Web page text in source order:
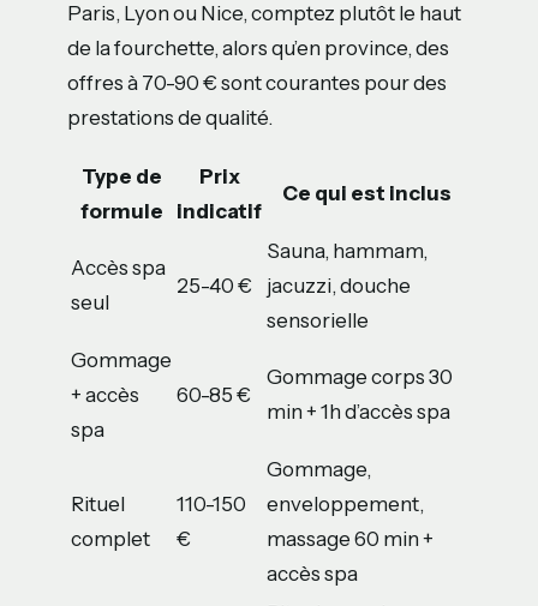
Paris, Lyon ou Nice, comptez plutôt le haut
de la fourchette, alors qu’en province, des
offres à 70-90 € sont courantes pour des
prestations de qualité.
Type de
formule
Prix
indicatif
Ce qui est inclus
Accès spa
seul
25-40 €
Sauna, hammam,
jacuzzi, douche
sensorielle
Gommage
+ accès
spa
60-85 €
Gommage corps 30
min + 1h d’accès spa
Rituel
complet
110-150
€
Gommage,
enveloppement,
massage 60 min +
accès spa